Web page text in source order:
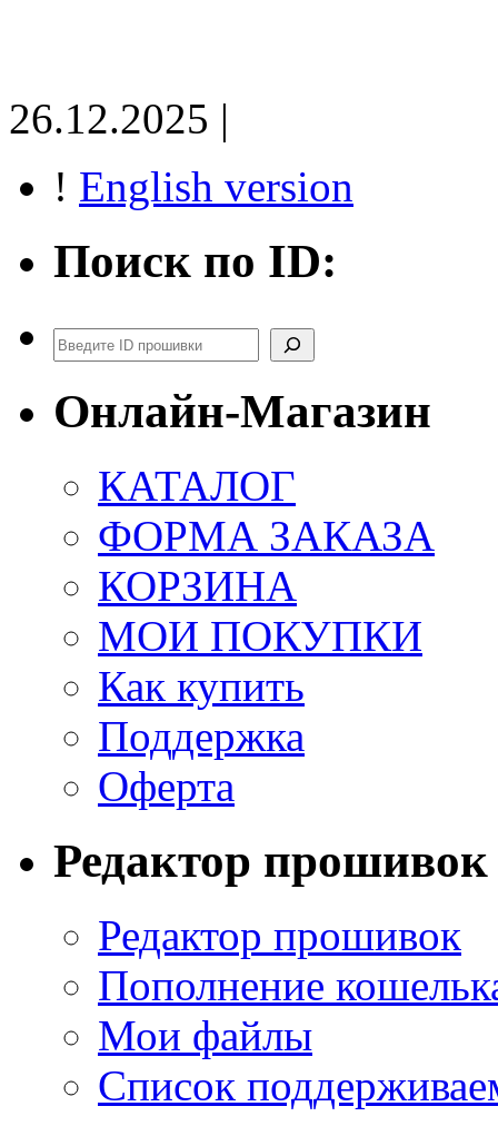
26.12.2025 |
! English version
Поиск по ID:
Поиск
Онлайн-Магазин
КАТАЛОГ
ФОРМА ЗАКАЗА
КОРЗИНА
МОИ ПОКУПКИ
Как купить
Поддержка
Оферта
Редактор прошивок
Редактор прошивок
Пополнение
Мои файлы
Список